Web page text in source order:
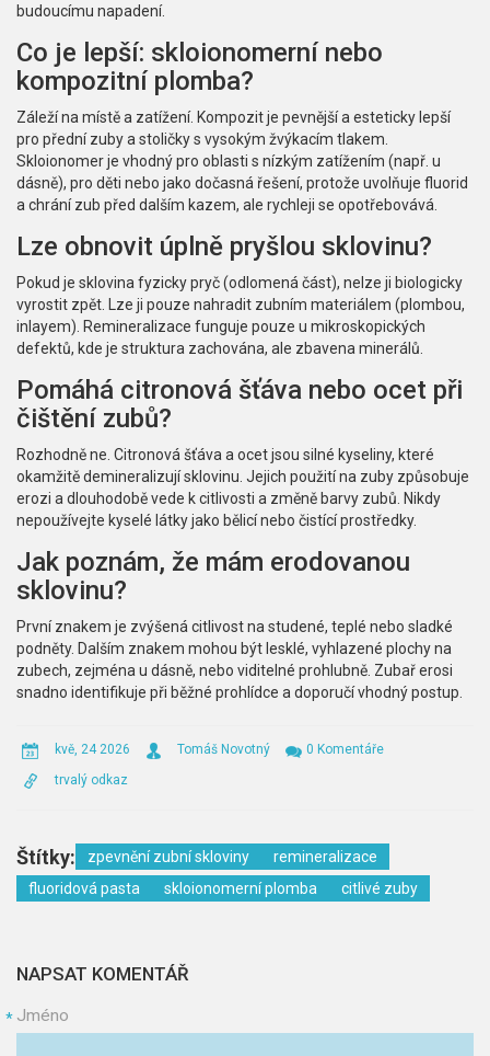
budoucímu napadení.
Co je lepší: skloionomerní nebo
kompozitní plomba?
Záleží na místě a zatížení. Kompozit je pevnější a esteticky lepší
pro přední zuby a stoličky s vysokým žvýkacím tlakem.
Skloionomer je vhodný pro oblasti s nízkým zatížením (např. u
dásně), pro děti nebo jako dočasná řešení, protože uvolňuje fluorid
a chrání zub před dalším kazem, ale rychleji se opotřebovává.
Lze obnovit úplně pryšlou sklovinu?
Pokud je sklovina fyzicky pryč (odlomená část), nelze ji biologicky
vyrostit zpět. Lze ji pouze nahradit zubním materiálem (plombou,
inlayem). Remineralizace funguje pouze u mikroskopických
defektů, kde je struktura zachována, ale zbavena minerálů.
Pomáhá citronová šťáva nebo ocet při
čištění zubů?
Rozhodně ne. Citronová šťáva a ocet jsou silné kyseliny, které
okamžitě demineralizují sklovinu. Jejich použití na zuby způsobuje
erozi a dlouhodobě vede k citlivosti a změně barvy zubů. Nikdy
nepoužívejte kyselé látky jako bělicí nebo čistící prostředky.
Jak poznám, že mám erodovanou
sklovinu?
První znakem je zvýšená citlivost na studené, teplé nebo sladké
podněty. Dalším znakem mohou být lesklé, vyhlazené plochy na
zubech, zejména u dásně, nebo viditelné prohlubně. Zubař erosi
snadno identifikuje při běžné prohlídce a doporučí vhodný postup.
kvě, 24 2026 Tomáš Novotný
0 Komentáře
trvalý odkaz
Štítky: zpevnění zubní skloviny
remineralizace
fluoridová pasta
skloionomerní plomba citlivé zuby
NAPSAT KOMENTÁŘ
Jméno
*